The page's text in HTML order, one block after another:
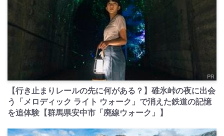
PR
【行き止まりレールの先に何がある？】碓氷峠の夜に出会
う「メロディック ライト ウォーク」で消えた鉄道の記憶
を追体験【群馬県安中市「廃線ウォーク」】